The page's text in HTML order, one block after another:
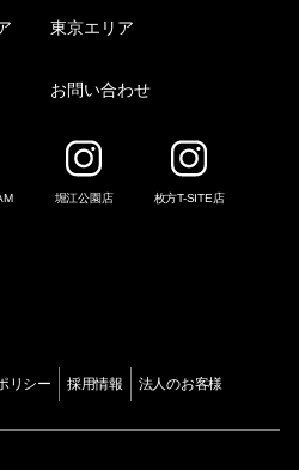
東京エリア
お問い合わせ
堀江公園店 枚方T-SITE店
リシー 採用情報 法人のお客様